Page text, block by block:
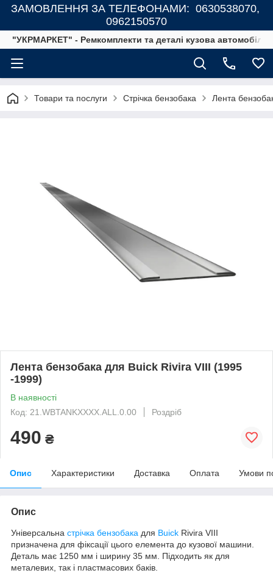
ЗАМОВЛЕННЯ ЗА ТЕЛЕФОНАМИ: 0630538070,
0962150570
"УКРМАРКЕТ" - Ремкомплекти та деталі кузова автомобілів
Товари та послуги Стрічка бензобака Лента
Лента бензобака для Buick Rivira VIII (1995
-1999)
В наявності
Код: 21.WBTANKXXXX.ALL.0.00
Роздріб
490 ₴
Опис Характеристики Доставка Оплата Умови
Опис
Універсальна стрічка бензобака для Buick Rivira VIII
призначена для фіксації цього елемента до кузової машини.
Деталь має 1250 мм і ширину 35 мм. Підходить як для
металевих, так і пластмасових баків.